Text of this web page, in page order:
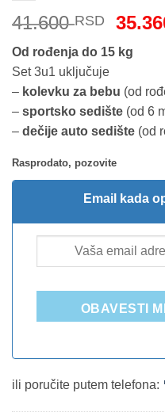
41.600RSD
je
Od rođenja do 15 kg
Set 3u1 uključuje
– kolevku za bebu (od
– sportsko sedište (od 6
– dečije auto sedište (od
Rasprodato, pozovite
Email kada
OBAVESTI
ili poručite putem telefona: